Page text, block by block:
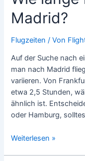
Madrid?
Flugzeiten / Von
Auf der Suche nach
man nach Madrid
variieren. Von
etwa 2,5 Stunden,
ähnlich ist.
oder Hamburg,
Wie
Weiterlesen »